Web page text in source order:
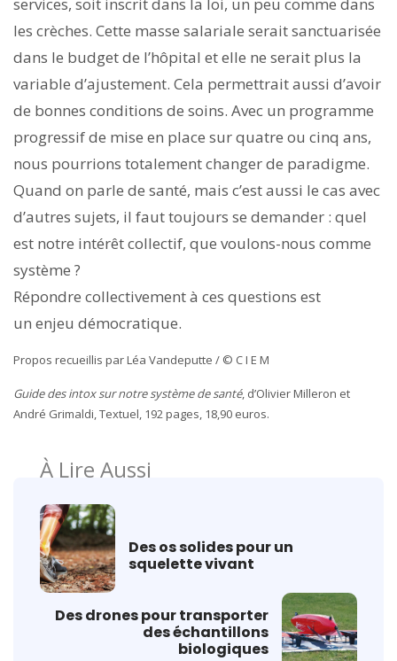
les crèches. Cette masse salariale serait sanctuarisée
dans le budget de l’hôpital et elle ne serait plus la
variable d’ajustement. Cela permettrait aussi d’avoir
de bonnes conditions de soins. Avec un programme
progressif de mise en place sur quatre ou cinq ans,
nous pourrions totalement changer de paradigme.
Quand on parle de santé, mais c’est aussi le cas avec
d’autres sujets, il faut toujours se demander : quel
est notre intérêt collectif, que voulons-nous comme
système ?
Répondre collectivement à ces questions est
un enjeu démocratique.
Propos recueillis par Léa Vandeputte / © C I E M
Guide des intox sur notre système de santé, d’Olivier Milleron et
André Grimaldi, Textuel, 192 pages, 18,90 euros.
À Lire Aussi
Des os solides pour un
squelette vivant
Des drones pour transporter
des échantillons
biologiques